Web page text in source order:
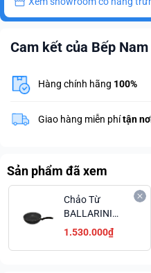
Cam kết của Bếp
Hàng chính hãng 100%
Giao hàng miễn phítận
Sản phẩm đã xem
Chảo Từ
BALLARINI
Bologna
Granititum
1.530.000₫